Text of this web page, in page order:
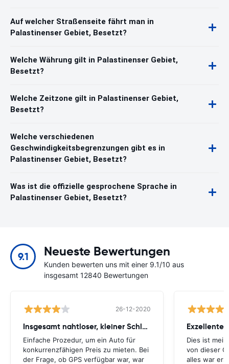
Auf welcher Straßenseite fährt man in
Palastinenser Gebiet, Besetzt?
Welche Währung gilt in Palastinenser Gebiet,
Besetzt?
Welche Zeitzone gilt in Palastinenser Gebiet,
Besetzt?
Welche verschiedenen
Geschwindigkeitsbegrenzungen gibt es in
Palastinenser Gebiet, Besetzt?
Was ist die offizielle gesprochene Sprache in
Palastinenser Gebiet, Besetzt?
9.1 Neueste Bewertungen
Kunden bewerten uns mit einer 9.1/10 aus
insgesamt 12840 Bewertungen
26-12-2020
Insgesamt nahtloser, kleiner Schluckauf
Einfache Prozedur, um ein Auto für
konkurrenzfähigen Preis zu mieten. Bei
der Frage, ob GPS verfügbar war, war
Exzellenter
Dies ist
von dieser
alles war